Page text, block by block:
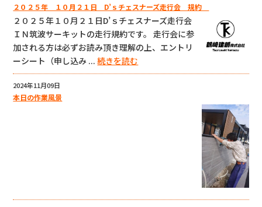
２０２５年 １０月２１日 D’ｓチェスナーズ走行会 規約
２０２５年１０月２１日D’ｓチェスナーズ走行会
ＩＮ筑波サーキットの走行規約です。 走行会に参
加される方は必ずお読み頂き理解の上、エントリ
ーシート（申し込み ...続きを読む
2024年11月09日
本日の作業風景